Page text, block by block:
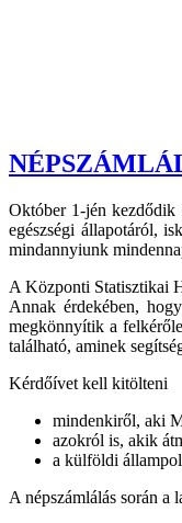
Október 1-jén kezdődik
egészségi állapotáról,
mindannyiunk
A Központi Statisztikai
Annak érdekében,
megkönnyítik a
található, aminek
Kérdőívet kell kitölteni
mindenkiről, aki
azokról is, akik
a külföldi
A népszámlálás során